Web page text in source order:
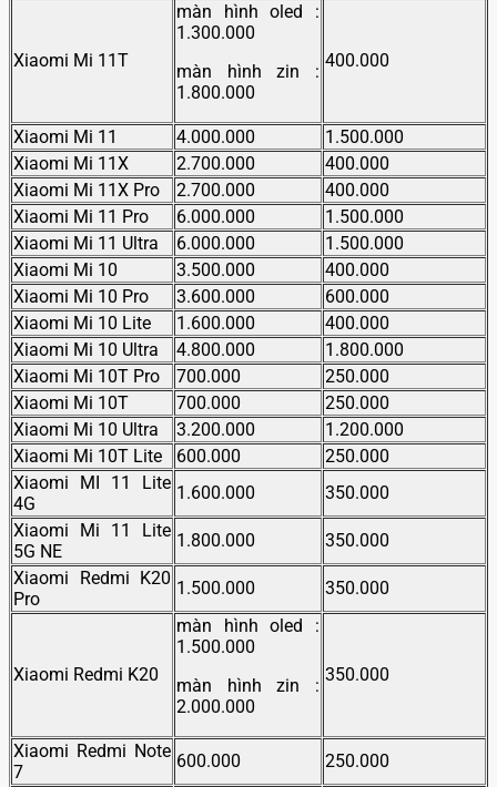
Xiaomi Mi 11T
màn hình oled :
1.300.000
màn hình zin :
1.800.000
400.000
Xiaomi Mi 11 4.000.000
1.500.000
Xiaomi Mi 11X
2.700.000
400.000
Xiaomi Mi 11X Pro
2.700.000
400.000
Xiaomi Mi 11 Pro
6.000.000
1.500.000
Xiaomi Mi 11 Ultra
6.000.000
1.500.000
Xiaomi Mi 10
3.500.000
400.000
Xiaomi Mi 10 Pro
3.600.000
600.000
Xiaomi Mi 10 Lite
1.600.000
400.000
Xiaomi Mi 10 Ultra
4.800.000
1.800.000
Xiaomi Mi 10T Pro
700.000
250.000
Xiaomi Mi 10T
700.000
250.000
Xiaomi Mi 10 Ultra
3.200.000
1.200.000
Xiaomi Mi 10T Lite
600.000
250.000
Xiaomi MI 11 Lite
4G
1.600.000
350.000
Xiaomi Mi 11 Lite
5G NE
1.800.000
350.000
Xiaomi Redmi K20
Pro
1.500.000 350.000
Xiaomi Redmi K20
màn hình oled :
1.500.000
màn hình zin :
2.000.000
350.000
Xiaomi Redmi Note
7
600.000
250.000